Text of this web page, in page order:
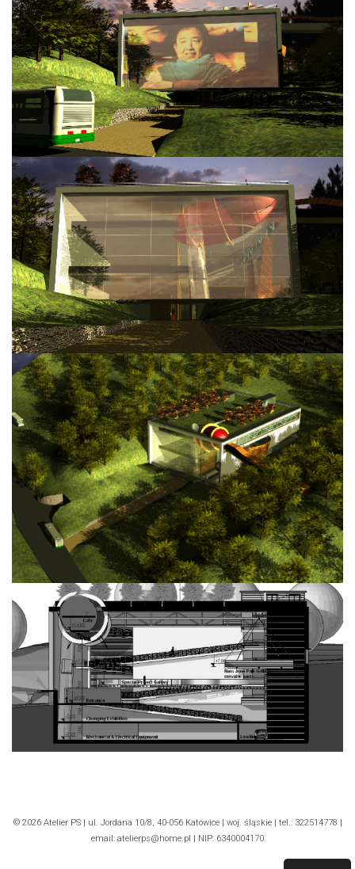
© 2026 Atelier PS | ul. Jordana 10/8, 40-056 Katowice | woj. śląskie | tel.: 322514778 |
email: atelierps@home.pl | NIP: 6340004170